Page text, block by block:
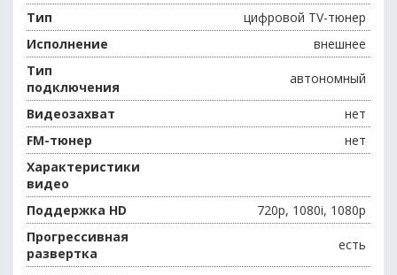
Тип
цифровой TV-тюнер
Исполнение
внешнее
Тип
подключения
автономный
Видеозахват
нет
FM-тюнер
нет
Характеристики
видео
Поддержка HD
720p, 1080i, 1080p
Прогрессивная
развертка
есть